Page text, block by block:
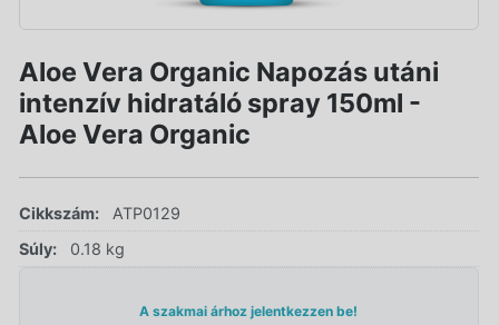
Aloe Vera Organic Napozás utáni
intenzív hidratáló spray 150ml -
Aloe Vera Organic
Cikkszám:
ATP0129
Súly:
0.18 kg
A szakmai árhoz jelentkezzen be!